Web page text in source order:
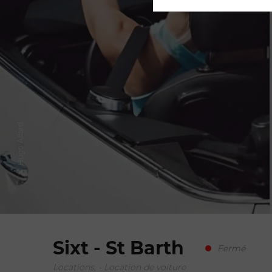
© Hugo Allard
Sixt - St Barth
Locations, - Location de voiture
Fermé